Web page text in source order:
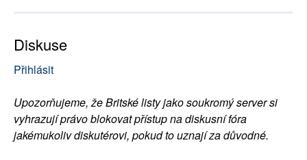
Diskuse
Přihlásit
Upozorňujeme, že Britské listy jako soukromý server si
vyhrazují právo blokovat přístup na diskusní fóra
jakémukoliv diskutérovi, pokud to uznají za důvodné.